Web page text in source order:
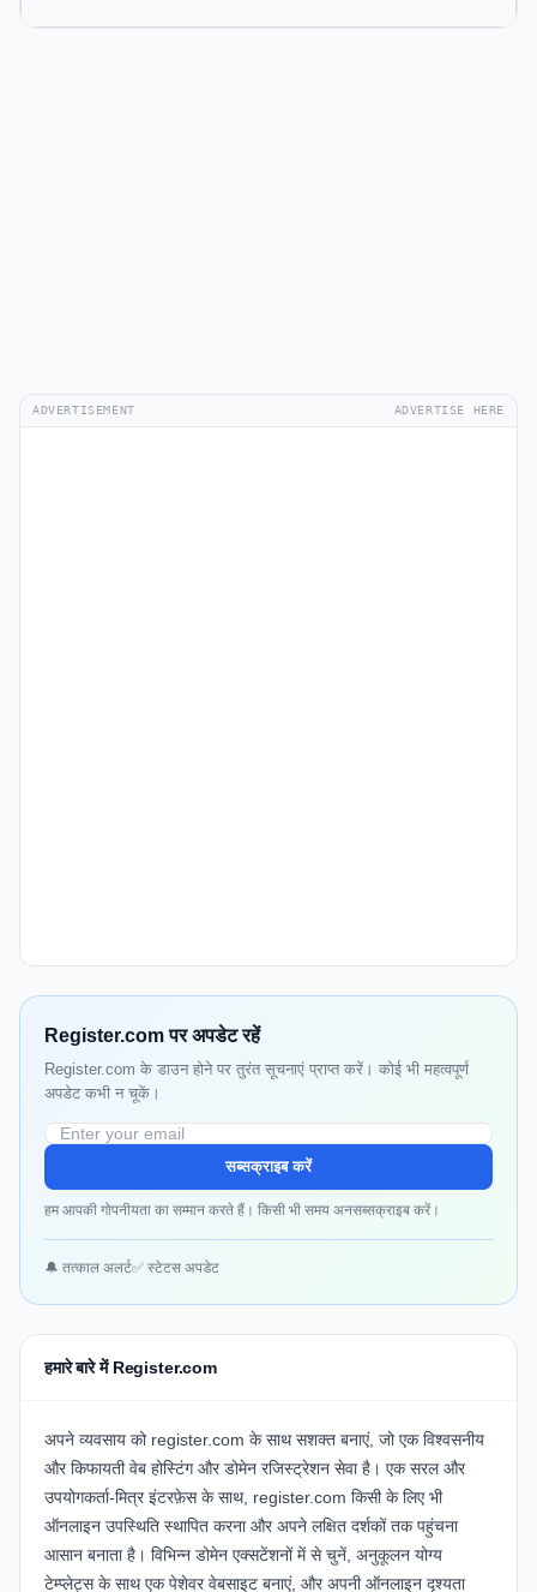
ADVERTISEMENT ADVERTISE HERE
Register.com पर अपडेट रहें
Register.com के डाउन होने पर तुरंत सूचनाएं प्राप्त करें। कोई भी महत्वपूर्ण
अपडेट कभी न चूकें।
सब्सक्राइब करें
हम आपकी गोपनीयता का सम्मान करते हैं। किसी भी समय अनसब्सक्राइब करें।
🔔 तत्काल अलर्ट✅ स्टेटस अपडेट
हमारे बारे में Register.com
अपने व्यवसाय को register.com के साथ सशक्त बनाएं, जो एक विश्वसनीय
और किफायती वेब होस्टिंग और डोमेन रजिस्ट्रेशन सेवा है। एक सरल और
उपयोगकर्ता-मित्र इंटरफ़ेस के साथ, register.com किसी के लिए भी
ऑनलाइन उपस्थिति स्थापित करना और अपने लक्षित दर्शकों तक पहुंचना
आसान बनाता है। विभिन्न डोमेन एक्सटेंशनों में से चुनें, अनुकूलन योग्य
टेम्प्लेट्स के साथ एक पेशेवर वेबसाइट बनाएं, और अपनी ऑनलाइन दृश्यता